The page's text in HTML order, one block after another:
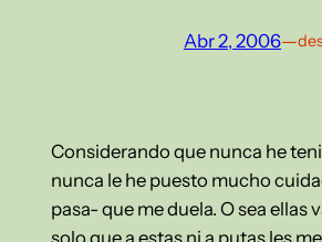
Abr 2, 2006—
Considerando que nunca he
nunca le he puesto mucho
pasa- que me duela. O sea
solo que a estas ni a putas les